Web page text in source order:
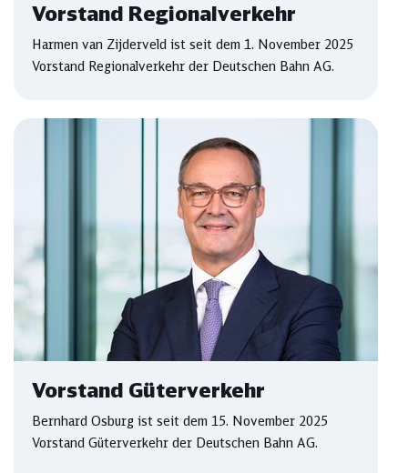
Vorstand Regionalverkehr
Harmen van Zijderveld ist seit dem 1. November 2025
Vorstand Regionalverkehr der Deutschen Bahn AG.
Vorstand Güterverkehr
Bernhard Osburg ist seit dem 15. November 2025
Vorstand Güterverkehr der Deutschen Bahn AG.